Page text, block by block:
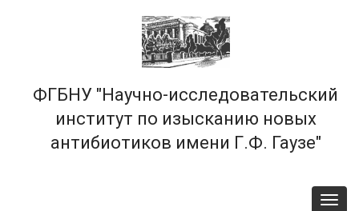
ФГБНУ "Научно-исследовательский
институт по изысканию новых
антибиотиков имени Г.Ф. Гаузе"
×